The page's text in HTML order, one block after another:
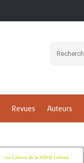
Revues Auteurs